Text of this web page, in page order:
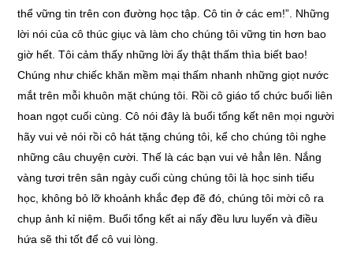
thể vững tin trên con đường học tập. Cô tin ở các em!”. Những
lời nói của cô thúc giục và làm cho chúng tôi vững tin hơn bao
giờ hết. Tôi cảm thấy những lời ấy thật thấm thìa biết bao!
Chúng như chiếc khăn mềm mại thấm nhanh những giọt nước
mắt trên mỗi khuôn mặt chúng tôi. Rồi cô giáo tổ chức buổi liên
hoan ngọt cuối cùng. Cô nói đây là buổi tổng kết nên mọi người
hãy vui vẻ nói rồi cô hát tặng chúng tôi, kể cho chúng tôi nghe
những câu chuyện cười. Thế là các bạn vui vẻ hẳn lên. Nắng
vàng tươi trên sân ngày cuối cùng chúng tôi là học sinh tiểu
học, không bỏ lỡ khoảnh khắc đẹp đẽ đó, chúng tôi mời cô ra
chụp ảnh kỉ niệm. Buổi tổng kết ai nấy đều lưu luyến và điều
hứa sẽ thi tốt để cô vui lòng.